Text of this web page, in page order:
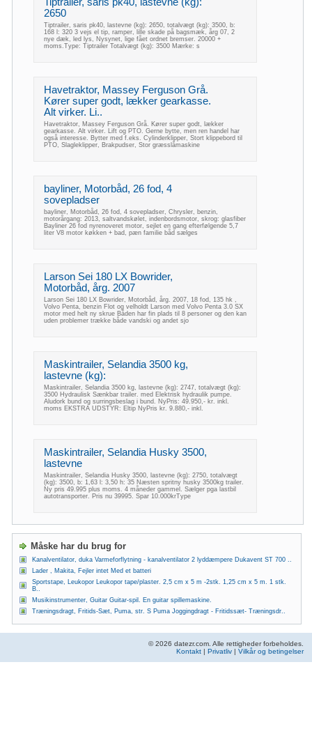
2650
Tiptrailer, saris pk40, lastevne (kg): 2650, totalvægt (kg): 3500, b:
168 l: 320 3 vejs el tip, ramper, lille skade på bagsmæk, årg 07, 2
nye dæk, led lys, Nysynet, lige fået ordnet bremser. 20000 +
moms.Type: Tiptrailer Totalvægt (kg): 3500 Mærke: s
Havetraktor, Massey Ferguson Grå.
Kører super godt, lækker gearkasse.
Alt virker. Li..
Havetraktor, Massey Ferguson Grå. Kører super godt, lækker
gearkasse. Alt virker. Lift og PTO. Gerne bytte, men ren handel har
også interesse. Bytter med f.eks. Cylinderklipper, Stort klippebord til
PTO, Slagleklipper, Brakpudser, Stor græsslåmaskine
bayliner, Motorbåd, 26 fod, 4
sovepladser
bayliner, Motorbåd, 26 fod, 4 sovepladser, Chrysler, benzin,
motorårgang: 2013, saltvandskølet, indenbordsmotor, skrog: glasfiber
Bayliner 26 fod nyrenoveret motor, sejlet en gang efterfølgende 5,7
liter V8 motor køkken + bad, pæn familie båd sælges
Larson Sei 180 LX Bowrider,
Motorbåd, årg. 2007
Larson Sei 180 LX Bowrider, Motorbåd, årg. 2007, 18 fod, 135 hk ,
Volvo Penta, benzin Flot og velholdt Larson med Volvo Penta 3.0 SX
motor med helt ny skrue Båden har fin plads til 8 personer og den kan
uden problemer trække både vandski og andet sjo
Maskintrailer, Selandia 3500 kg,
lastevne (kg):
Maskintrailer, Selandia 3500 kg, lastevne (kg): 2747, totalvægt (kg):
3500 Hydraulisk Sænkbar trailer. med Elektrisk hydraulik pumpe.
Aludork bund og surringsbeslag i bund. NyPris: 49.950,- kr. inkl.
moms EKSTRA UDSTYR: Eltip NyPris kr. 9.880,- inkl.
Maskintrailer, Selandia Husky 3500,
lastevne
Maskintrailer, Selandia Husky 3500, lastevne (kg): 2750, totalvægt
(kg): 3500, b: 1,63 l: 3,50 h: 35 Næsten spritny husky 3500kg trailer.
Ny pris 49.995 plus moms. 4 måneder gammel. Sælger pga lastbil
autotransporter. Pris nu 39995. Spar 10.000krType
Måske har du brug for
Kanalventilator, duka Varmeforflytning - kanalventilator 2 lyddæmpere Dukavent ST 700 ..
Lader , Makita, Fejler intet Med et batteri
Sportstape, Leukopor Leukopor tape/plaster. 2,5 cm x 5 m -2stk. 1,25 cm x 5 m. 1 stk.
B..
Musikinstrumenter, Guitar Guitar-spil. En guitar spillemaskine.
Træningsdragt, Fritids-Sæt, Puma, str. S Puma Joggingdragt - Fritidssæt- Træningsdr..
© 2026 datezr.com. Alle rettigheder forbeholdes.
Kontakt | Privatliv | Vilkår og betingelser